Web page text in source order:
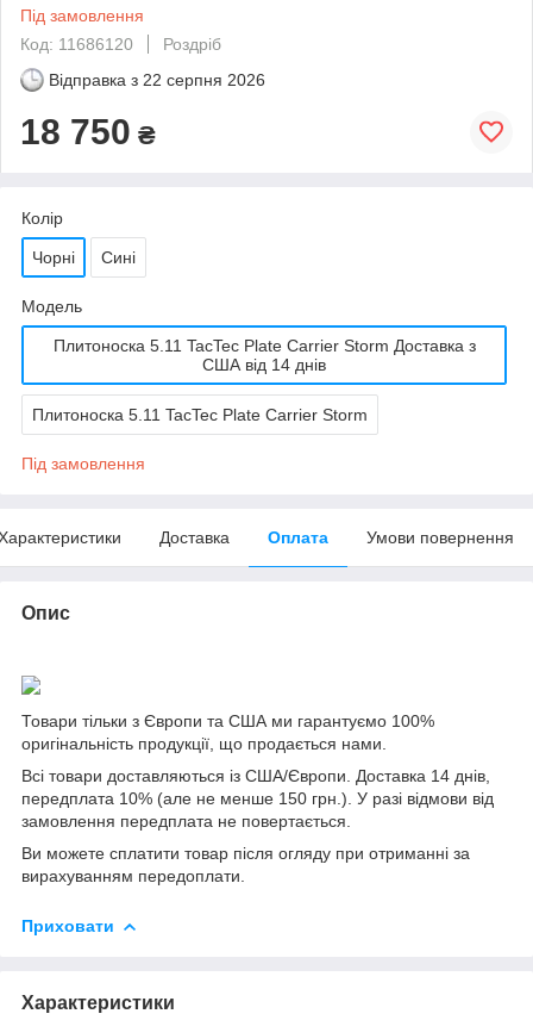
Під замовлення
Код: 11686120
Роздріб
Відправка з 22 серпня 2026
18 750 ₴
Колір
Чорні Сині
Мoдель
Плитоноска 5.11 TacTec Plate Carrier Storm Доставка з
США від 14 днів
Плитоноска 5.11 TacTec Plate Carrier Storm
Під замовлення
Доставка Оплата Умови повернення
Опис
Товари тільки з Європи та США ми гарантуємо 100%
оригінальність продукції, що продається нами.
Всі товари доставляються із США/Європи. Доставка 14 днів,
передплата 10% (але не менше 150 грн.). У разі відмови від
замовлення передплата не повертається.
Ви можете сплатити товар після огляду при отриманні за
вирахуванням передоплати.
Приховати
Характеристики